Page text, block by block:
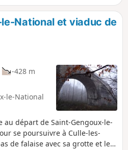
National et viaduc de
-428 m
le-National
au départ de Saint-Gengoux-le-
se poursuivre à Culle-les-
de falaise avec sa grotte et le